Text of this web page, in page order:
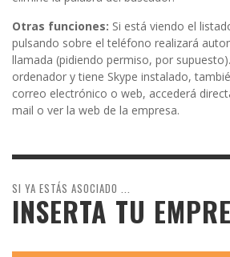
Otras funciones: Si está viendo el
pulsando sobre el teléfono realizará
llamada (pidiendo permiso, por
ordenador y tiene Skype instalado,
correo electrónico o web, accederá
mail o ver la web de la empresa.
SI YA ESTÁS ASOCIADO ...
INSERTA TU